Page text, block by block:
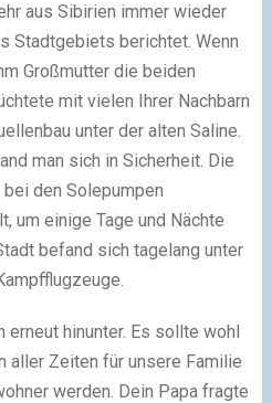
aus Sibirien immer wieder
Stadtgebiets berichtet. Wenn
Großmutter die beiden
mit vielen Ihrer Nachbarn
unter der alten Saline.
man sich in Sicherheit. Die
den Solepumpen
um einige Tage und Nächte
befand sich tagelang unter
erneut hinunter. Es sollte wohl
aller Zeiten für unsere Familie
werden. Dein Papa fragte